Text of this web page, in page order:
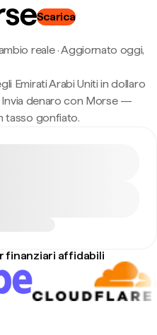
Scarica
reale·Aggiornato oggi,
Emirati Arabi Uniti in dollaro
Invia denaro con Morse —
tasso gonfiato.
finanziari affidabili